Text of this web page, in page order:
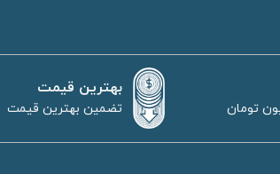
بهترین قیمت
تضمین بهترین قیمت